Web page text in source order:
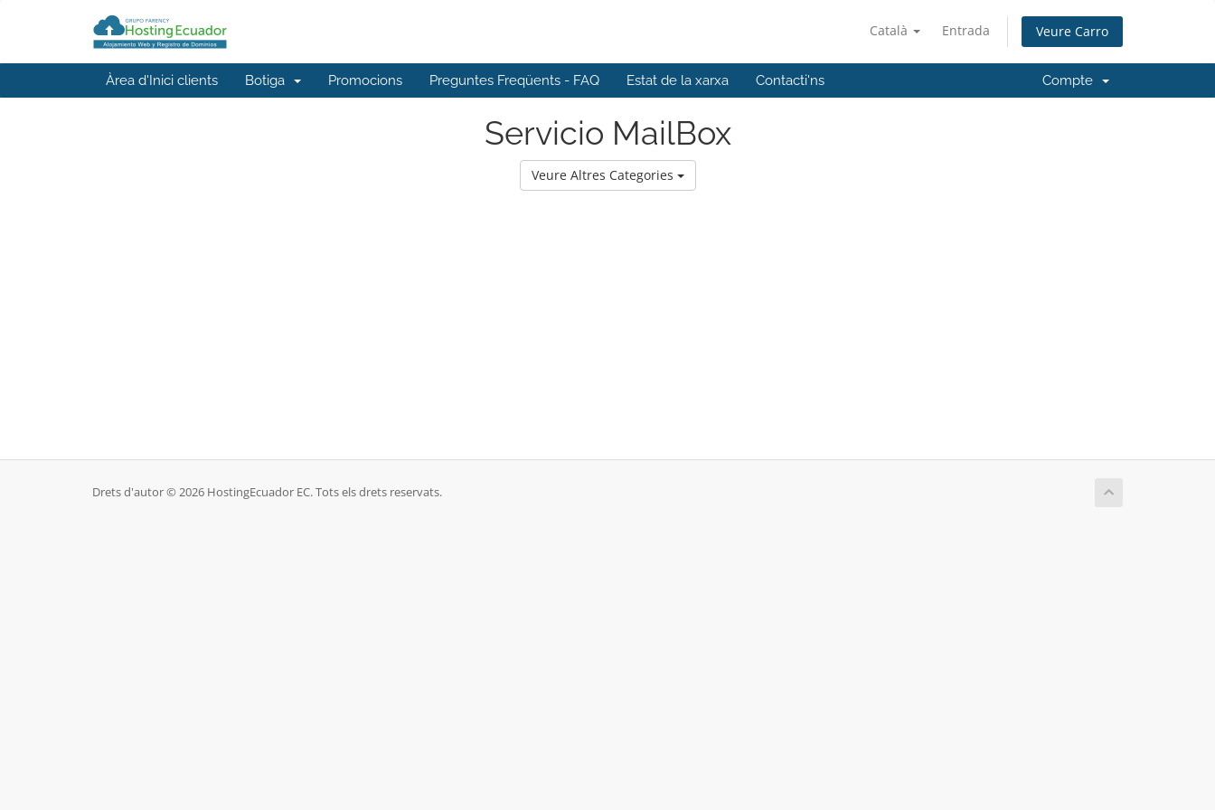
Català Entrada Veure Carro
Àrea d'Inici clients Botiga Promocions Preguntes Freqüents - FAQ Estat de la xarxa Contacti'ns Compte
Servicio MailBox
Veure Altres Categories
Drets d'autor © 2026 HostingEcuador EC. Tots els drets reservats.